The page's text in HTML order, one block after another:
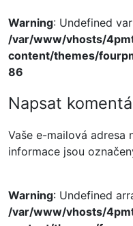
Warning: Undefined
/var/www/vhosts/
content/themes/
86
Napsat
Vaše e-mailová adresa
informace jsou
Warning: Undefined
/var/www/vhosts/